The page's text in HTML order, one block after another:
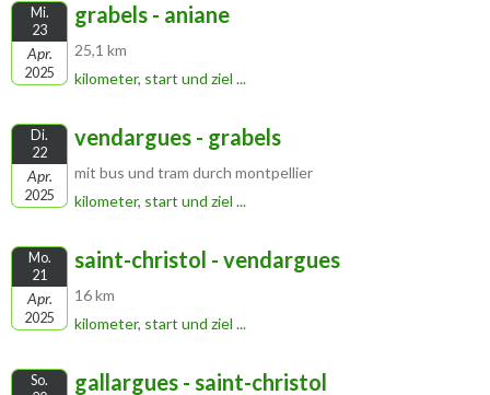
Mi.
23
Apr.
2025
grabels - aniane
25,1 km
kilometer, start und ziel ...
Di.
22
Apr.
2025
vendargues - grabels
mit bus und tram durch montpellier
kilometer, start und ziel ...
Mo.
21
Apr.
2025
saint-christol - vendargues
16 km
kilometer, start und ziel ...
So.
gallargues - saint-christol